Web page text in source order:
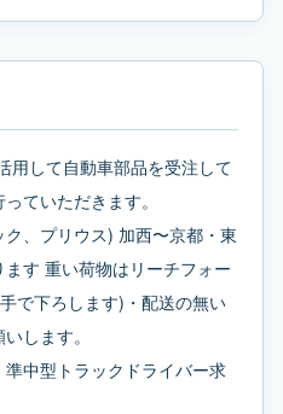
用して自動車部品を受注して
ていただきます。
、プリウス) 加西〜京都・東
す 重い荷物はリーチフォー
で下ろします)・配送の無い
します。
中型トラックドライバー求